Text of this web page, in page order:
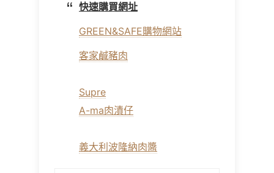
快速購買網址
GREEN&SAFE購物網站
客家鹹豬肉
Supre
A-ma肉漬仔
義大利波隆納肉醬